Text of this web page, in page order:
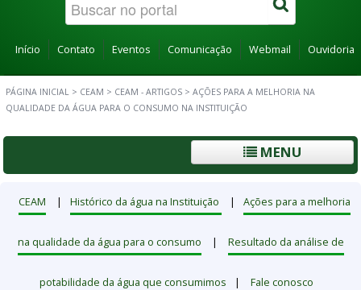
Início Contato Eventos Comunicação Webmail Ouvidoria
PÁGINA INICIAL > CEAM > CEAM - ARTIGOS > AÇÕES PARA A MELHORIA NA
QUALIDADE DA ÁGUA PARA O CONSUMO NA INSTITUIÇÃO
MENU
CEAM | Histórico da água na Instituição | Ações para a melhoria
na qualidade da água para o consumo | Resultado da análise de
potabilidade da água que consumimos | Fale conosco